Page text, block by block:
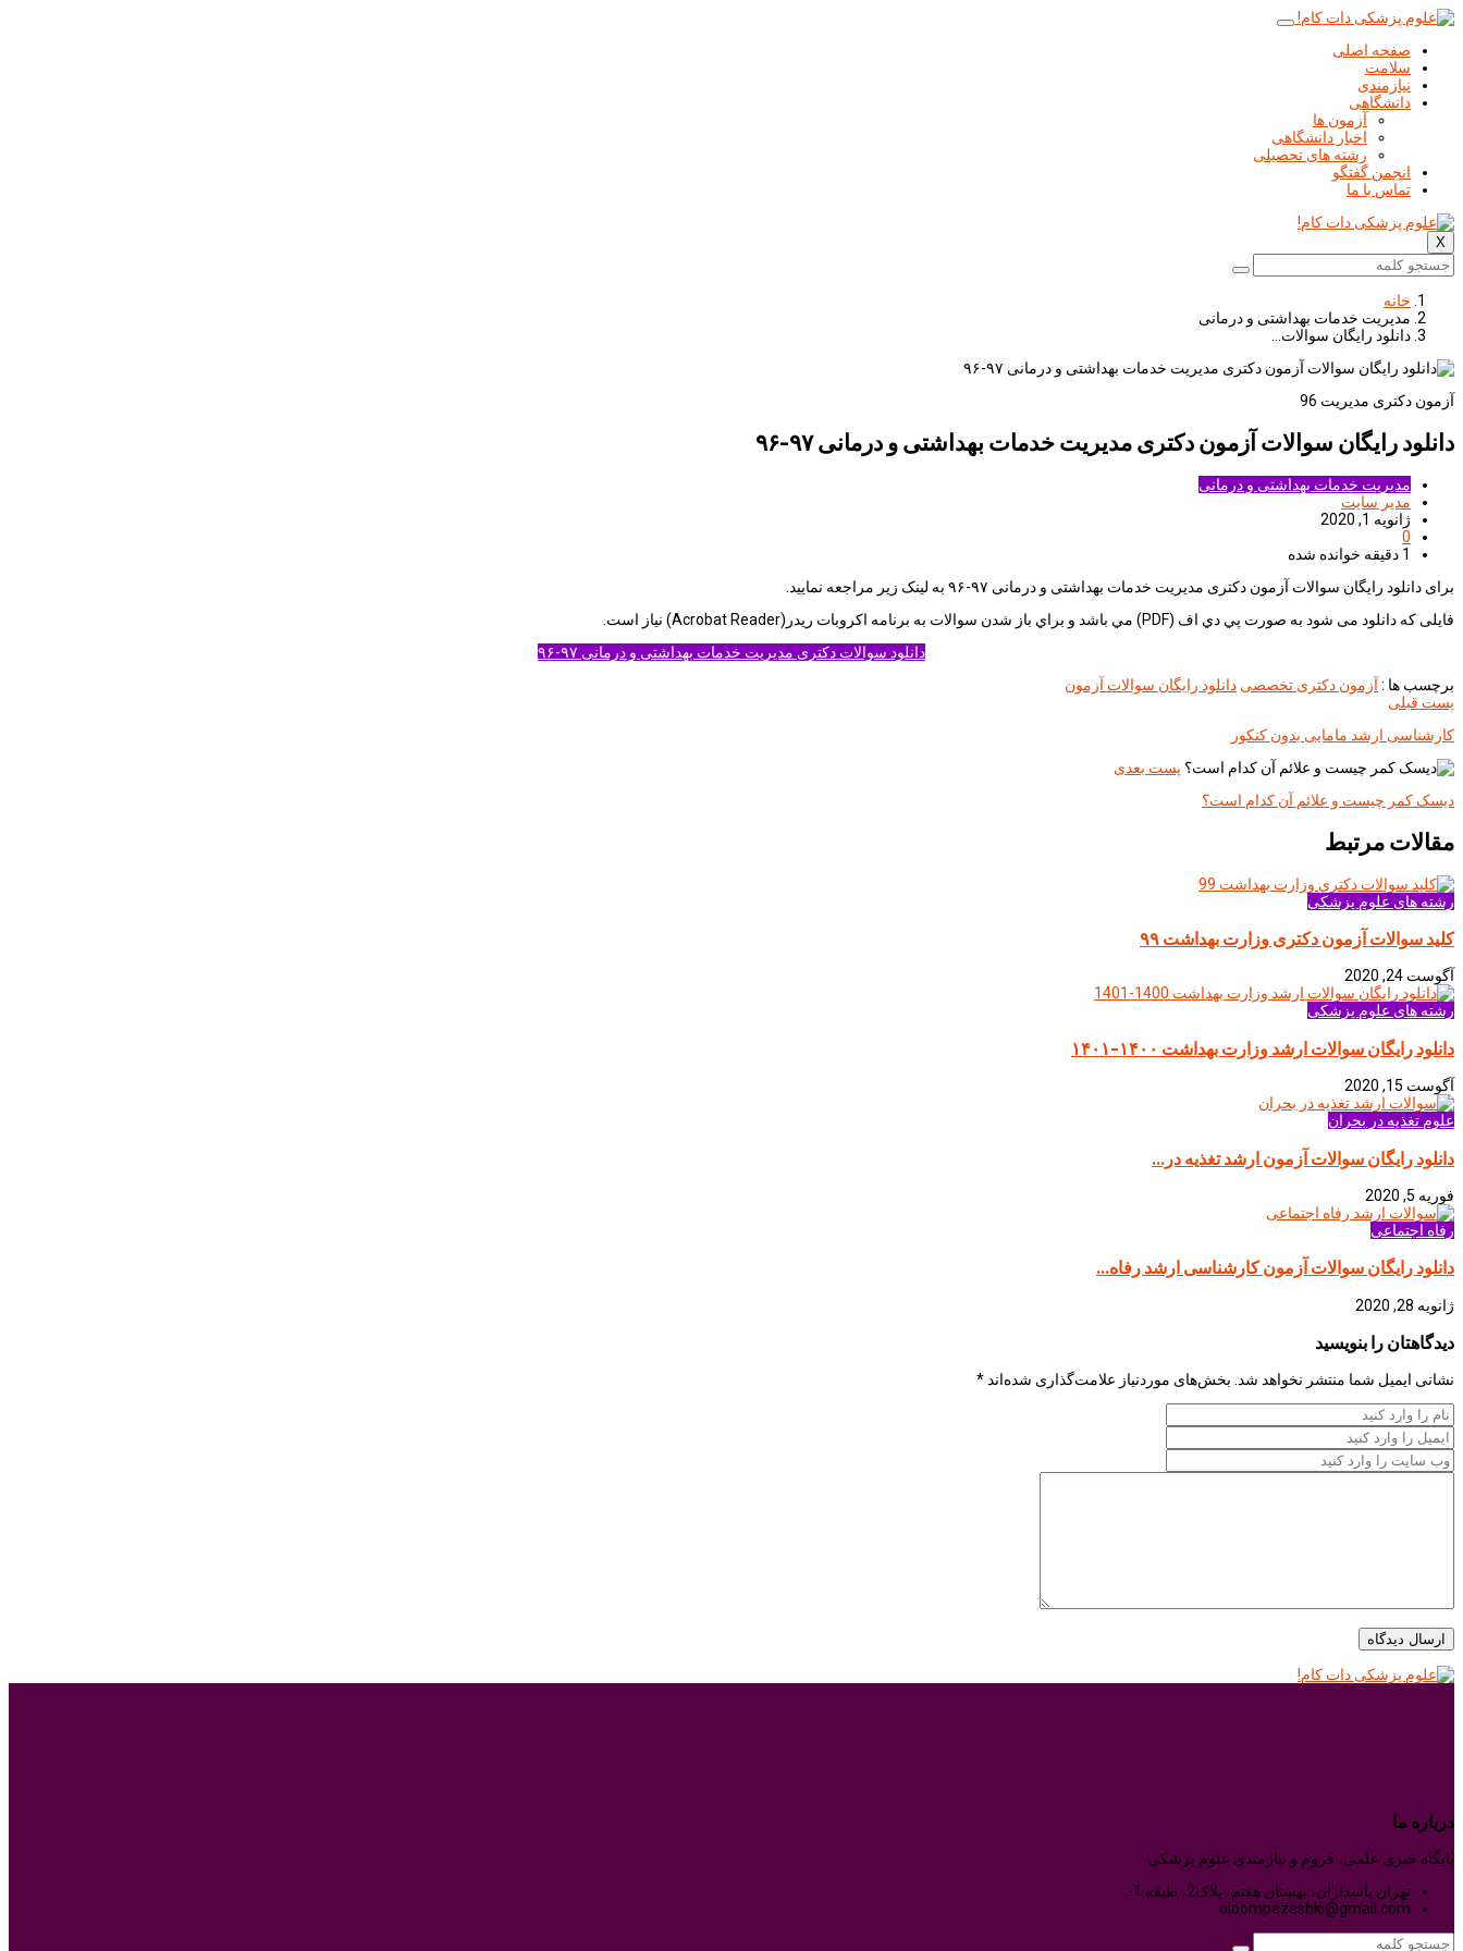
صفحه اصلی
سلامت
نیازمندی
دانشگاهی
آزمون ها
اخبار دانشگاهی
رشته های تحصیلی
انجمن گفتگو
تماس با ما
X
خانه
مدیریت خدمات بهداشتی و درمانی
دانلود رايگان سوالات…
آزمون دكتری مدیریت 96
دانلود رايگان سوالات آزمون دكتری مدیریت خدمات بهداشتی و درمانی ۹۷-۹۶
مدیریت خدمات بهداشتی و درمانی
مدیر سایت
ژانویه 1, 2020
0
1 دقیقه خوانده شده
برای دانلود رايگان سوالات آزمون دكتری مدیریت خدمات بهداشتی و درمانی ۹۷-۹۶ به لینک زیر مراجعه نمایید.
فایلی که دانلود می شود به صورت پي دي اف (PDF) مي باشد و براي باز شدن سوالات به برنامه اكروبات ريدر(Acrobat Reader) نياز است.
دانلود سوالات دكتری مدیریت خدمات بهداشتی و درمانی ۹۷-۹۶
برچسب ها : آزمون دکتری تخصصی دانلود رایگان سوالات آزمون
پست قبلی
کارشناسی ارشد مامایی بدون کنکور
پست بعدی
دیسک کمر چیست و علائم آن کدام است؟
مقالات مرتبط
رشته های علوم پزشکی
کلید سوالات آزمون دکتری وزارت بهداشت ۹۹
آگوست 24, 2020
رشته های علوم پزشکی
دانلود رایگان سوالات ارشد وزارت بهداشت ۱۴۰۰-۱۴۰۱
آگوست 15, 2020
علوم تغذیه در بحران
دانلود رایگان سوالات آزمون ارشد تغذیه در...
فوریه 5, 2020
رفاه اجتماعی
دانلود رایگان سوالات آزمون کارشناسی ارشد رفاه...
ژانویه 28, 2020
دیدگاهتان را بنویسید
نشانی ایمیل شما منتشر نخواهد شد. بخش‌های موردنیاز علامت‌گذاری شده‌اند*
درباره ما
پایگاه خبری علمی، فروم و نیازمندی علوم پزشکی
تهران پاسداران، بهستان هفتم، پلاک2، طبقه 1-
oloompezeshki@gmail.com